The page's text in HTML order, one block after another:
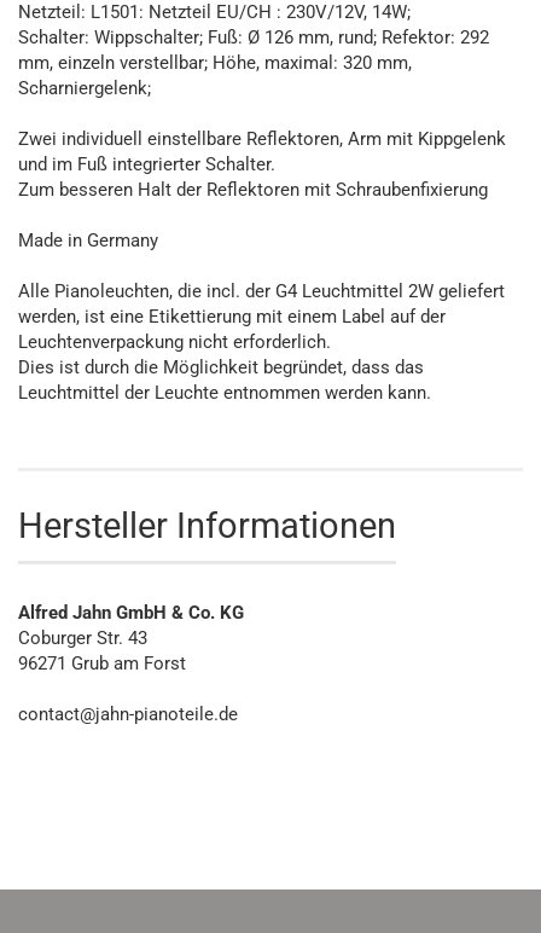
Netzteil: L1501: Netzteil EU/CH : 230V/12V, 14W;
Schalter: Wippschalter; Fuß: Ø 126 mm, rund; Refektor: 292
mm, einzeln verstellbar; Höhe, maximal: 320 mm,
Scharniergelenk;
Zwei individuell einstellbare Reflektoren, Arm mit Kippgelenk
und im Fuß integrierter Schalter.
Zum besseren Halt der Reflektoren mit Schraubenfixierung
Made in Germany
Alle Pianoleuchten, die incl. der G4 Leuchtmittel 2W geliefert
werden, ist eine Etikettierung mit einem Label auf der
Leuchtenverpackung nicht erforderlich.
Dies ist durch die Möglichkeit begründet, dass das
Leuchtmittel der Leuchte entnommen werden kann.
Hersteller Informationen
Alfred Jahn GmbH & Co. KG
Coburger Str. 43
96271 Grub am Forst
contact@jahn-pianoteile.de